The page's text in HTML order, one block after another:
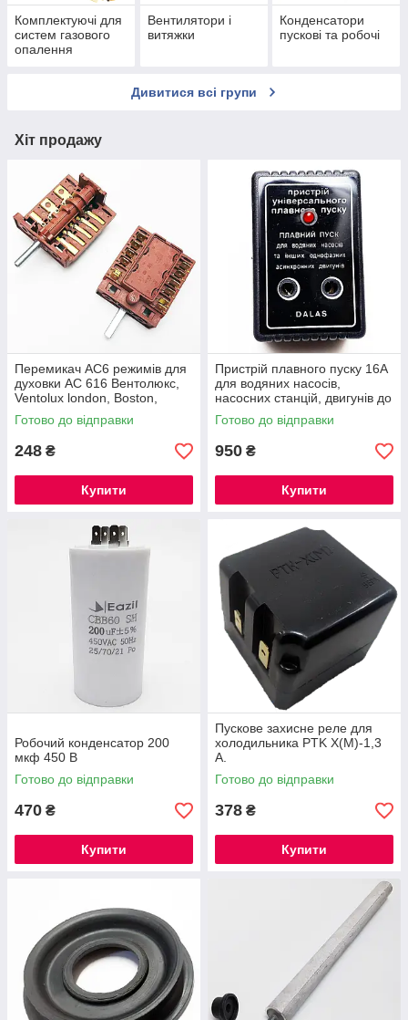
Комплектуючі для
систем газового
опалення
Вентилятори і
витяжки
Конденсатори
пускові та робочі
Дивитися всі групи
Хіт продажу
Перемикач АС6 режимів для
духовки АС 616 Вентолюкс,
Ventolux london, Boston,
Calgary 7-мі позиційний
Готово до відправки
248 ₴
Купити
Пристрій плавного пуску 16А
для водяних насосів,
насосних станцій, двигунів до
3,5кВт
Готово до відправки
950 ₴
Купити
Робочий конденсатор 200
мкф 450 В
Готово до відправки
470 ₴
Купити
Пускове захисне реле для
холодильника PTK Х(М)-1,3
А.
Готово до відправки
378 ₴
Купити